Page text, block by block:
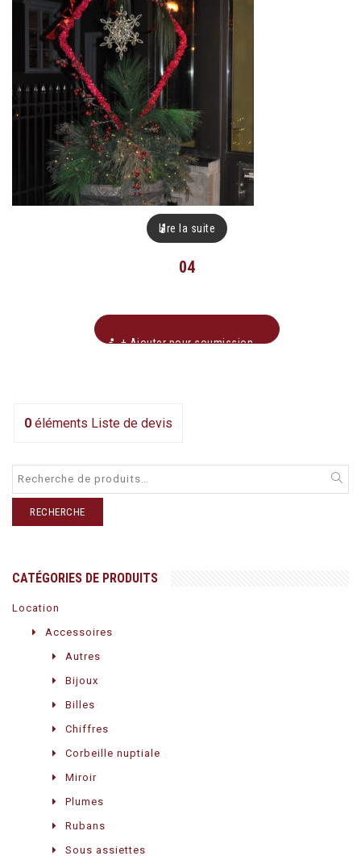
Lire la suite
04
+ Ajouter pour soumission
0 éléments Liste de devis
RECHERCHE
CATÉGORIES DE PRODUITS
Location
Accessoires
Autres
Bijoux
Billes
Chiffres
Corbeille nuptiale
Miroir
Plumes
Rubans
Sous assiettes